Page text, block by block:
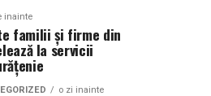
inainte
familii și firme din
la servicii
o zi inainte